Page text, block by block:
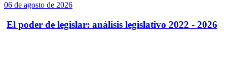
06 de agosto de 2026
El poder de legislar: análisis legislativo 2022 - 2026